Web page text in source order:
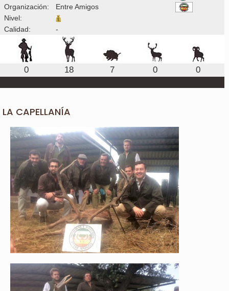
Organización:
Entre Amigos
Nivel:
Calidad:
-
0 18 7 0 0
LA CAPELLANÍA